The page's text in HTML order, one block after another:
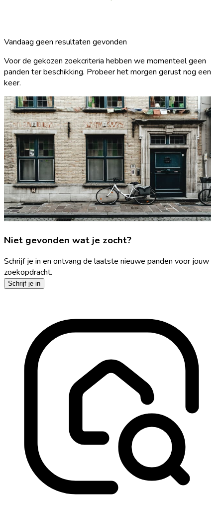
Vandaag geen resultaten gevonden
Voor de gekozen zoekcriteria hebben we momenteel geen
panden ter beschikking. Probeer het morgen gerust nog een
keer.
Niet gevonden wat je zocht?
Schrijf je in en ontvang de laatste nieuwe panden voor jouw
zoekopdracht.
Schrijf je in